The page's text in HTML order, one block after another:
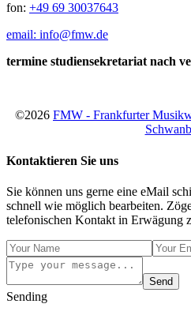
fon: +49 69 30037643
email: info@fmw.de
termine studiensekretariat nach
©2026 FMW - Frankfurter
Kontaktieren Sie uns
Sie können uns gerne eine eMail
schnell wie möglich bearbeiten.
telefonischen Kontakt in Erwägung
Send
Sending